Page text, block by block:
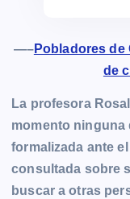
—–Pobladores de
de
La profesora
momento ninguna
formalizada ante
consultada sobre
buscar a otras